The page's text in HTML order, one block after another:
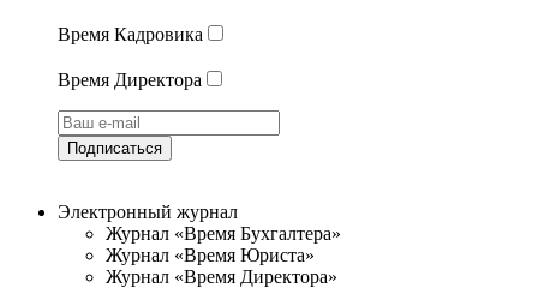
Время Кадровика
Время Директора
Подписаться
Электронный журнал
Журнал «Время Бухгалтера»
Журнал «Время Юриста»
Журнал «Время Директора»